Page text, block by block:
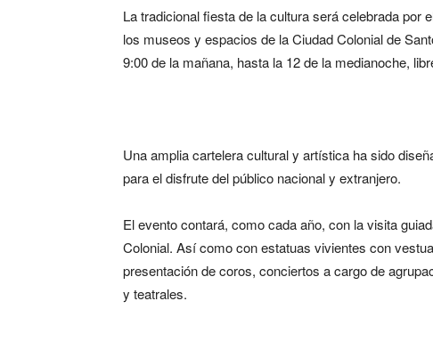
La tradicional fiesta de la cultura será celebrada por
los museos y espacios de la Ciudad Colonial de
9:00 de la mañana, hasta la 12 de la medianoche,
Una amplia cartelera cultural y artística ha sido
para el disfrute del público nacional y extranjero.
El evento contará, como cada año, con la visita
Colonial. Así como con estatuas vivientes con
presentación de coros, conciertos a cargo de
y teatrales.